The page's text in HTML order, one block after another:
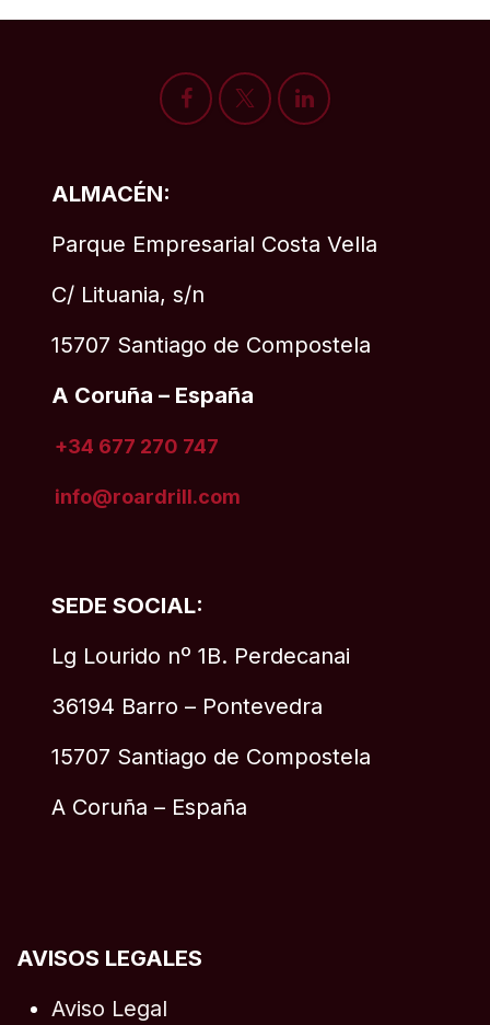
SEDE SOCIAL:
Lg Lourido nº 1B. Perdecanai
36194 Barro – Pontevedra
15707 Santiago de Compostela
A Coruña – España
ALMACÉN:
Parque Empresarial Costa Vella
C/ Lituania, s/n
15707 Santiago de Compostela
A Coruña – España
+34 677 270 747
info@roardrill.com
AVISOS LEGALES
Aviso Legal